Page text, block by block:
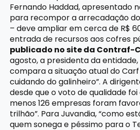
Fernando Haddad, apresentado
para recompor a arrecadação
– deve ampliar em cerca de R$
entrada de recursos aos cofres
publicado no site da Contraf-
agosto, a presidenta da
compara a situação atual do
cuidando do galinheiro”. A
desde que o voto de qualidade foi
menos 126 empresas foram
trilhão”. Para Juvandia, “como
quem sonega e péssimo para o